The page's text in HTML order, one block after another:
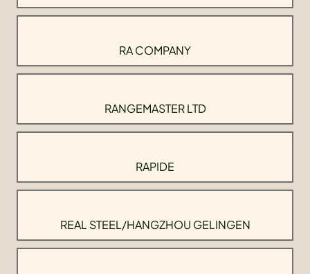
RA COMPANY
RANGEMASTER LTD
RAPIDE
REAL STEEL/HANGZHOU GELINGEN